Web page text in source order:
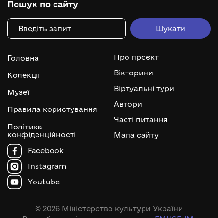
Пошук по сайту
Головна
Колекції
Музеї
Правила користування
Політика
конфіденційності
Про проєкт
Вікторини
Віртуальні тури
Автори
Часті питання
Мапа сайту
Facebook
Instagram
Youtube
© 2026 Міністерство культури України